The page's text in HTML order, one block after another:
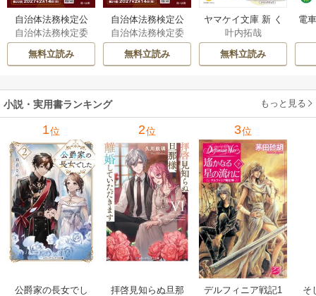
自治体法務検定公
式テキスト 政策
法務編 ２０２６
年度検定対応 1巻
自治体法務検定委
員会
無料立読み
自治体法務検定公
式テキスト 基本
法務編 ２０２６
年度検定対応 1巻
自治体法務検定委
員会
無料立読み
ヤマケイ文庫 新 く
らべてわかる野鳥3
00 1巻
叶内拓哉
無料立読み
電
小説・実用書ランキング もっと見る
1位
公爵家の長女でし
2位
拝啓見知らぬ旦那
3位
デルフィニア戦記1
そ